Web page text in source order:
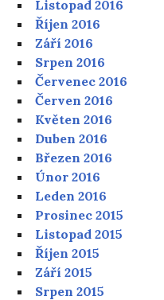
Listopad 2016
Říjen 2016
Září 2016
Srpen 2016
Červenec 2016
Červen 2016
Květen 2016
Duben 2016
Březen 2016
Únor 2016
Leden 2016
Prosinec 2015
Listopad 2015
Říjen 2015
Září 2015
Srpen 2015